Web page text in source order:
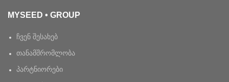
MYSEED • GROUP
ჩვენ შესახებ
თანამშრომლობა
პარტნიორები